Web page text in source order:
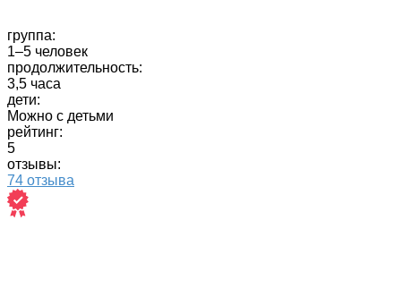
группа:
1–5 человек
продолжительность:
3,5 часа
дети:
Можно с детьми
рейтинг:
5
отзывы:
74 отзыва